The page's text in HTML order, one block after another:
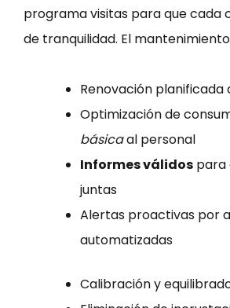
programa visitas para que cada
de tranquilidad. El
Renovación planificada
Optimización de
básicaal personal
Informes válidos para
juntas
Alertas proactivas por
automatizadas
Calibración y